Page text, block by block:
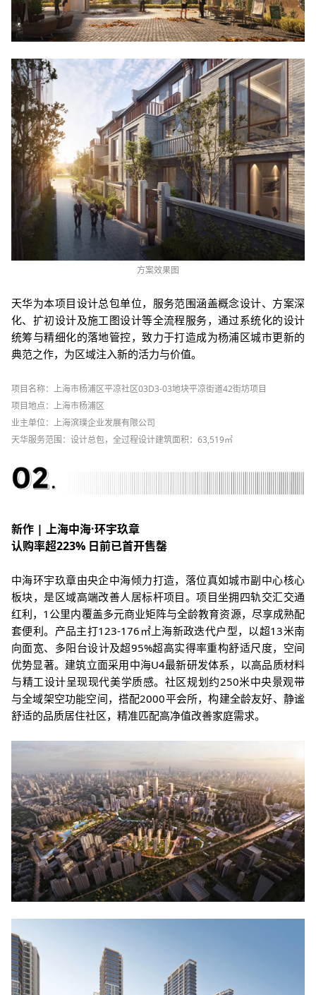
方案效果图
天华为本项目设计总包单位，服务范围涵盖概念设计、方案深
化、扩初设计及施工图设计等全流程服务，通过系统化的设计
统筹与精细化的落地管控，致力于打造成为杨浦区城市更新的
典范之作，为区域注入新的活力与价值。
项目名称： 上海市杨浦区平凉社区03D3-03地块平凉街道42街坊项目
项目地点：上海市杨浦区
业主单位：上海滨璞企业发展有限公司
天华服务范围 ：设计总包， 全过程设计建筑面积：63,519㎡
新作 | 上海中海·环宇玖章
认购率超223% 日前已首开售罄
中海环宇玖章由央企中海倾力打造，落位真如城市副中心核心
板块，是区域高端改善人居标杆项目。项目坐拥四轨交汇交通
红利，1公里内覆盖多元商业矩阵与全龄教育资源，尽享成熟配
套便利。产品主打123-176㎡上海新政迭代户型，以超13米南
向面宽、多阳台设计及超95%超高实得率重构舒适尺度，空间
优势显著。建筑立面采用中海U4最新研发体系，以高品质材料
与精工设计呈现现代美学质感。社区规划约250米中央景观带
与全域架空功能空间，搭配2000平会所，构建全龄友好、静谧
舒适的品质居住社区，精准匹配高净值改善家庭需求。